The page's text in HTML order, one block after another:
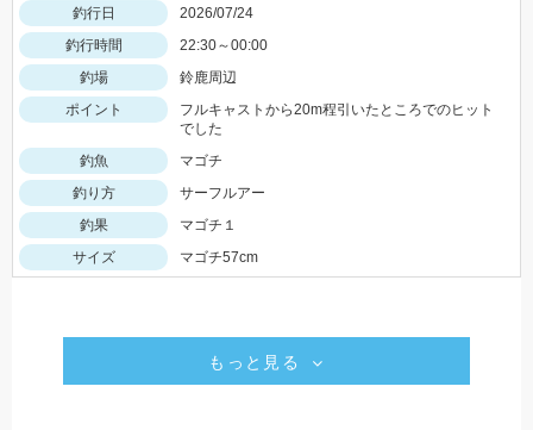
釣行日
2026/07/24
釣行時間
22:30～00:00
釣場
鈴鹿周辺
ポイント
フルキャストから20m程引いたところでのヒット
でした
釣魚
マゴチ
釣り方
サーフルアー
釣果
マゴチ１
サイズ
マゴチ57cm
もっと見る